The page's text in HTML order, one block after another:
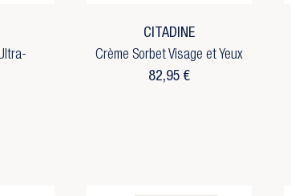
CITADINE
Crème Sorbet Visage et Yeux
82,95 €